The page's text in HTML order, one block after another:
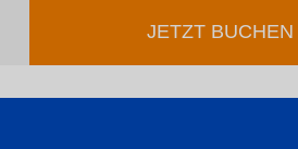
JETZT BUCHEN